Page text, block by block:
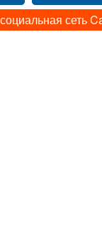
Перевал
социальная сеть